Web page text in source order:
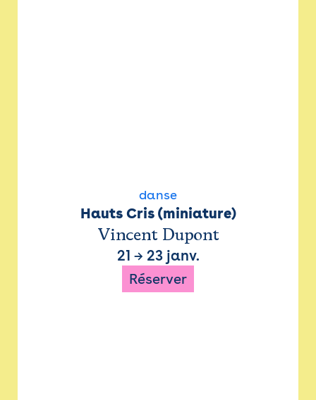
danse
Hauts Cris (miniature)
Vincent Dupont
21 → 23 janv.
Réserver